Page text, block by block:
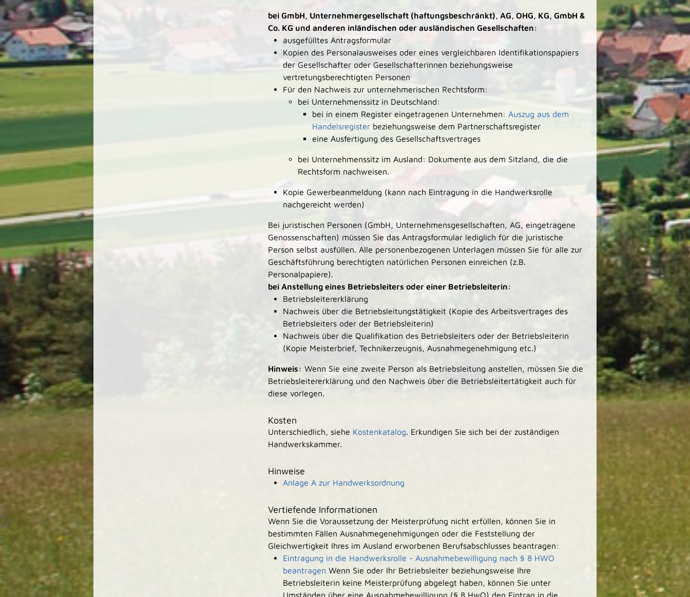
bei GmbH, Unternehmergesellschaft (haftungsbeschränkt), AG, OHG, KG, GmbH &
Co. KG und anderen inländischen oder ausländischen Gesellschaften:
ausgefülltes Antragsformular
Kopien des Personalausweises oder eines vergleichbaren Identifikationspapiers
der Gesellschafter oder Gesellschafterinnen beziehungsweise
vertretungsberechtigten Personen
Für den Nachweis zur unternehmerischen Rechtsform:
bei Unternehmenssitz in Deutschland:
bei in einem Register eingetragenen Unternehmen:Auszug aus dem
Handelsregister beziehungsweise dem Partnerschaftsregister
eine Ausfertigung des Gesellschaftsvertrages
bei Unternehmenssitz im Ausland: Dokumente aus dem Sitzland, die die
Rechtsform nachweisen.
Kopie Gewerbeanmeldung (kann nach Eintragung in die Handwerksrolle
nachgereicht werden)
Bei juristischen Personen (GmbH, Unternehmensgesellschaften, AG, eingetragene
Genossenschaften) müssen Sie das Antragsformular lediglich für die juristische
Person selbst ausfüllen. Alle personenbezogenen Unterlagen müssen Sie für alle zur
Geschäftsführung berechtigten natürlichen Personen einreichen (z.B.
Personalpapiere).
bei Anstellung eines Betriebsleiters oder einer Betriebsleiterin:
Betriebsleitererklärung
Nachweis über die Betriebsleitungstätigkeit (Kopie des Arbeitsvertrages des
Betriebsleiters oder der Betriebsleiterin)
Nachweis über die Qualifikation des Betriebsleiters oder der Betriebsleiterin
(Kopie Meisterbrief, Technikerzeugnis, Ausnahmegenehmigung etc.)
Hinweis: Wenn Sie eine zweite Person als Betriebsleitung anstellen, müssen Sie die
Betriebsleitererklärung und den Nachweis über die Betriebsleitertätigkeit auch für
diese vorlegen.
Kosten
Unterschiedlich, siehe Kostenkatalog. Erkundigen Sie sich bei der zuständigen
Handwerkskammer.
Hinweise
Anlage A zur Handwerksordnung
Vertiefende Informationen
Wenn Sie die Voraussetzung der Meisterprüfung nicht erfüllen, können Sie in
bestimmten Fällen Ausnahmegenehmigungen oder die Feststellung der
Gleichwertigkeit Ihres im Ausland erworbenen Berufsabschlusses beantragen:
Eintragung in die Handwerksrolle - Ausnahmebewilligung nach § 8 HWO
beantragen Wenn Sie oder Ihr Betriebsleiter beziehungsweise Ihre
Betriebsleiterin keine Meisterprüfung abgelegt haben, können Sie unter
Umständen über eine Ausnahmebewilligung (§ 8 HwO) den Eintrag in die